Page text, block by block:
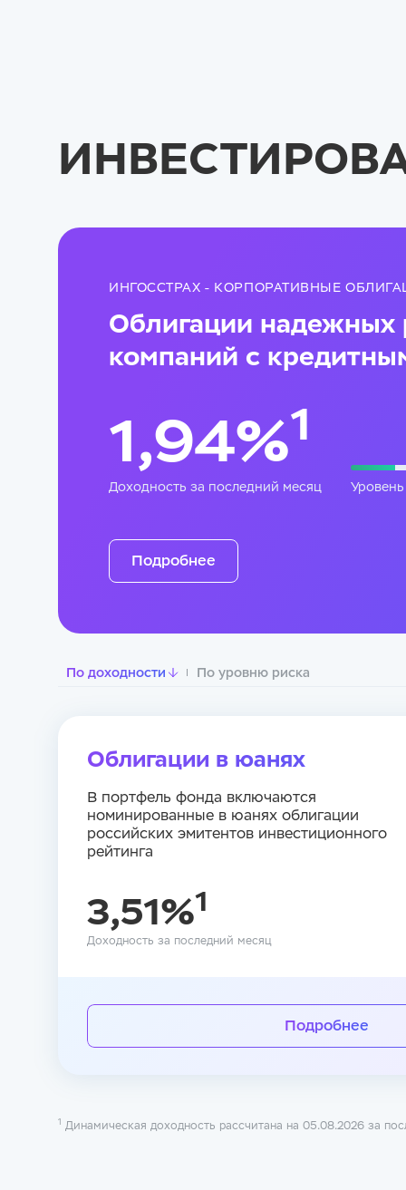
ИНГОССТРАХ - КОРПОРАТИВНЫЕ
Облигации надежных
компаний с
1,94%1
Доходность за последний месяц
Подробнее
По доходности По уровню риска
Облигации в юанях
В портфель фонда включаются
номинированные в юанях облигации
российских эмитентов инвестиционного
рейтинга
3,51%1
Доходность за последний месяц
Подробнее
1 Динамическая доходность рассчитана на 05.08.2026 за